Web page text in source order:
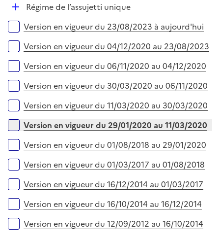
r
e
r
D
é
p
e
Régime de l’assujetti unique
Versions sur la période
Version en vigueur du 23/08/2023 à aujourd'hui
Version en vigueur du 04/12/2020 au 23/08/2023
Version en vigueur du 06/11/2020 au 04/12/2020
Version en vigueur du 30/03/2020 au 06/11/2020
Version en vigueur du 11/03/2020 au 30/03/2020
Version en vigueur du 29/01/2020 au 11/03/2020
Version en vigueur du 01/08/2018 au 29/01/2020
Version en vigueur du 01/03/2017 au 01/08/2018
Version en vigueur du 16/12/2014 au 01/03/2017
Version en vigueur du 16/10/2014 au 16/12/2014
Version en vigueur du 12/09/2012 au 16/10/2014